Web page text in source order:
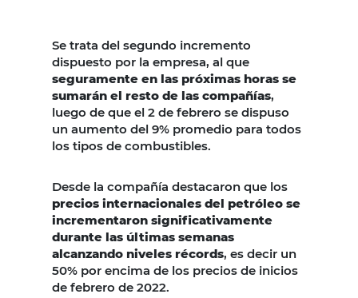
Se trata del segundo incremento
dispuesto por la empresa, al que
seguramente en las próximas horas se
sumarán el resto de las compañías,
luego de que el 2 de febrero se dispuso
un aumento del 9% promedio para todos
los tipos de combustibles.
Desde la compañía destacaron que los
precios internacionales del petróleo se
incrementaron significativamente
durante las últimas semanas
alcanzando niveles récords, es decir un
50% por encima de los precios de inicios
de febrero de 2022.